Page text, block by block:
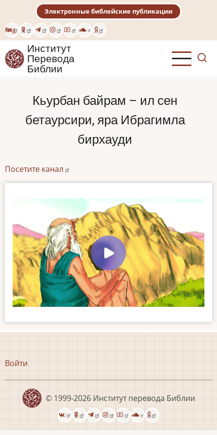
основному
содержанию
Eng
Электронные библейские публикации
Институт
Перевода
Библии
Кьурбан байрам – ил сен
бетаурсири, яра Ибрагимла
бирхауди
Посетите канал
Меню
записи
пользователя
Войти
© 1999-2026 Институт перевода Библии